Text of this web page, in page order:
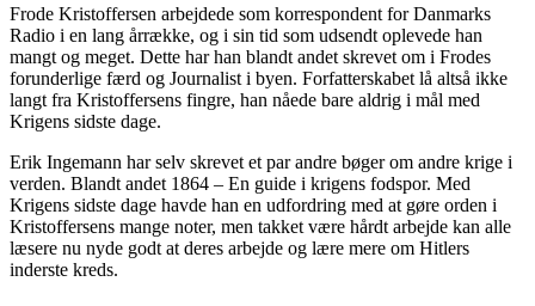
Frode Kristoffersen arbejdede som korrespondent for Danmarks
Radio i en lang årrække, og i sin tid som udsendt oplevede han
mangt og meget. Dette har han blandt andet skrevet om i Frodes
forunderlige færd og Journalist i byen. Forfatterskabet lå altså ikke
langt fra Kristoffersens fingre, han nåede bare aldrig i mål med
Krigens sidste dage.
Erik Ingemann har selv skrevet et par andre bøger om andre krige i
verden. Blandt andet 1864 – En guide i krigens fodspor. Med
Krigens sidste dage havde han en udfordring med at gøre orden i
Kristoffersens mange noter, men takket være hårdt arbejde kan alle
læsere nu nyde godt at deres arbejde og lære mere om Hitlers
inderste kreds.